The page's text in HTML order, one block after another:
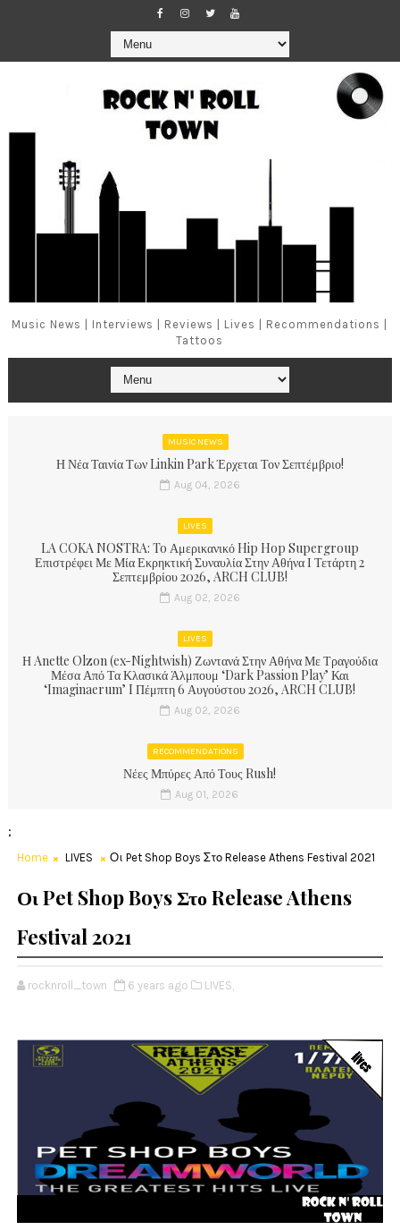
Music News | Interviews | Reviews | Lives | Recommendations |
Tattoos
MUSIC NEWS
Η Νέα Ταινία Των Linkin Park Έρχεται Τον Σεπτέμβριο!
Aug 04, 2026
LIVES
LA COKA NOSTRA: To Αμερικανικό Hip Hop Supergroup
Επιστρέφει Με Μία Εκρηκτική Συναυλία Στην Αθήνα Ι Τετάρτη 2
Σεπτεμβρίου 2026, ARCH CLUB!
Aug 02, 2026
LIVES
Η Anette Olzon (ex-Nightwish) Ζωντανά Στην Αθήνα Με Τραγούδια
Μέσα Από Τα Κλασικά Άλμπουμ ‘Dark Passion Play’ Και
‘Imaginaerum’ I Πέμπτη 6 Αυγούστου 2026, ARCH CLUB!
Aug 02, 2026
RECOMMENDATIONS
Νέες Μπύρες Από Τους Rush!
Aug 01, 2026
;
Home LIVES Οι Pet Shop Boys Στο Release Athens Festival 2021
Οι Pet Shop Boys Στο Release Athens
Festival 2021
rocknroll_town 6 years ago LIVES,